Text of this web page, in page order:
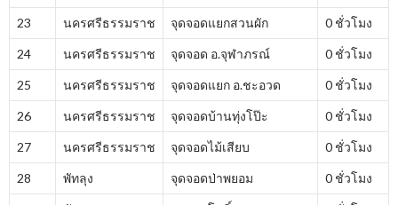
23 นครศรีธรรมราช จุดจอดแยกสวนผัก 0 ชั่วโมง
24 นครศรีธรรมราช จุดจอด อ.จุฬาภรณ์ 0 ชั่วโมง
25 นครศรีธรรมราช จุดจอดแยก อ.ชะอวด 0 ชั่วโมง
26 นครศรีธรรมราช จุดจอดบ้านทุ่งโป๊ะ 0 ชั่วโมง
27 นครศรีธรรมราช จุดจอดไม้เสียบ 0 ชั่วโมง
28 พัทลุง จุดจอดป่าพยอม 0 ชั่วโมง